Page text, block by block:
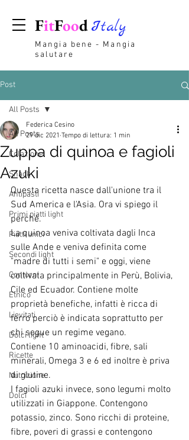
FitFoodItaly
Mangia bene - Mangia
salutare
Post
All Posts
Colazione
Snack
Antipasti
Primi piatti light
Piatti unici
Secondi light
Contorni
Etnico
Lievitati
Dolci light
Ricette
Nutrizione
Dolci
All Posts
Zuppa di quinoa e fagioli
Azuki
Federica Cesino
29 dic 2021 Tempo di lettura: 1 min
Questa ricetta nasce dall'unione tra il
Sud America e l'Asia. Ora vi spiego il
perché.
La quinoa veniva coltivata dagli Inca
sulle Ande e veniva definita come
"madre di tutti i semi" e oggi, viene
coltivata principalmente in Perù, Bolivia,
Cile ed Ecuador. Contiene molte
proprietà benefiche, infatti è ricca di
ferro perciò è indicata soprattutto per
chi segue un regime vegano.
Contiene 10 aminoacidi, fibre, sali
minerali, Omega 3 e 6 ed inoltre è priva
di glutine.
I fagioli azuki invece, sono legumi molto
utilizzati in Giappone. Contengono
potassio, zinco. Sono ricchi di proteine,
fibre, poveri di grassi e contengono